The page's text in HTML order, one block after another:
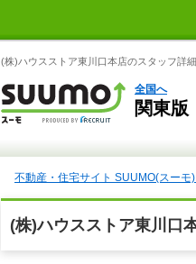
(株)ハウスストア東川口本店のスタッフ詳
全国へ
関東版
不動産・住宅サイト SUUMO(スーモ
(株)ハウスストア東川口